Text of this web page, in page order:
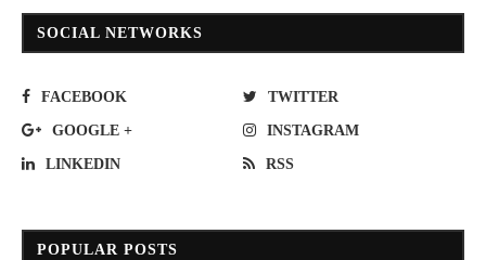
SOCIAL NETWORKS
FACEBOOK TWITTER
GOOGLE + INSTAGRAM
LINKEDIN RSS
POPULAR POSTS